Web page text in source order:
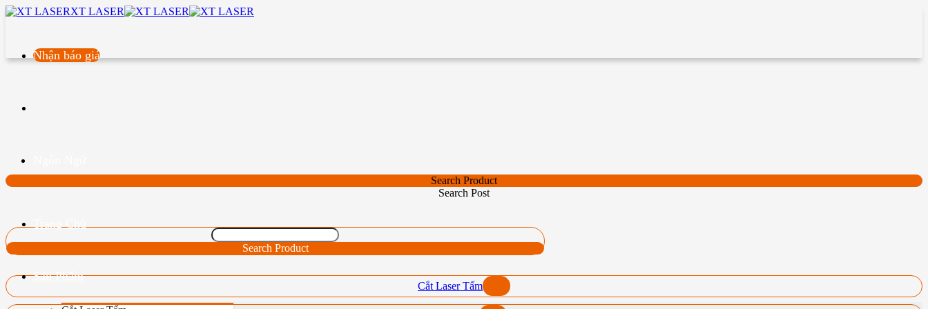
XT LASER
Nhận báo giá
Trang Chủ
Sản Phẩm
Search Product
Search Post
Search Product
Cắt Laser Tấm